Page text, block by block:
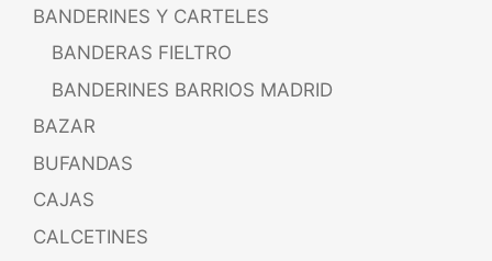
BANDERINES Y CARTELES
BANDERAS FIELTRO
BANDERINES BARRIOS MADRID
BAZAR
BUFANDAS
CAJAS
CALCETINES